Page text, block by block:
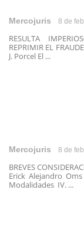
Mercojuris 8 de
RESULTA
REPRIMIR EL
J. Porcel El ...
Mercojuris 8 de
BREVES
Erick Alejandro
Modalidades IV. ...